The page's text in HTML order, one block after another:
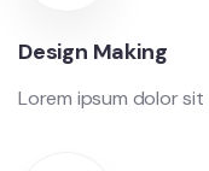
Design Making
Lorem ipsum dolor